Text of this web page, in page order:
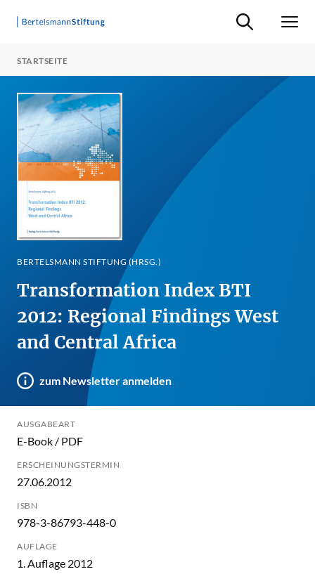
Suche ein-/
STARTSEITE
BERTELSMANN STIFTUNG (HRSG.)
Transformation Index BTI
2012: Regional Findings West
and Central Africa
zum Newsletter anmelden
AUSGABEART
E-Book / PDF
ERSCHEINUNGSTERMIN
27.06.2012
ISBN
978-3-86793-448-0
AUFLAGE
1. Auflage 2012